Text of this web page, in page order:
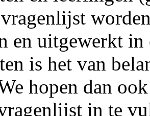
en uitgewerkt in
is het van
hopen dan
in te